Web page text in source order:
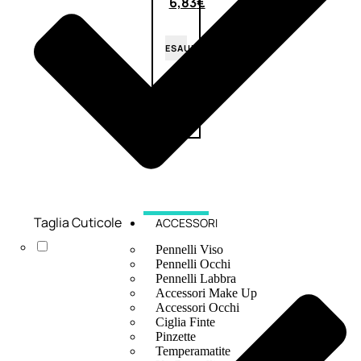
ESAURITO
ACCESSORI
Pennelli Viso
Pennelli Occhi
Pennelli Labbra
Accessori Make Up
Accessori Occhi
Ciglia Finte
Pinzette
Temperamatite
Taglia Cuticole